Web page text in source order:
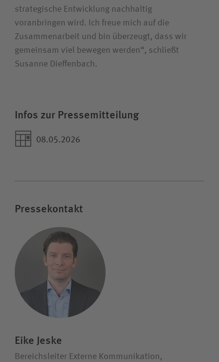
strategische Entwicklung nachhaltig
voranbringen wird. Ich freue mich auf die
Zusammenarbeit und bin überzeugt, dass wir
gemeinsam viel bewegen werden“, schließt
Susanne Dieffenbach.
Infos zur Pressemitteilung
08.05.2026
Pressekontakt
Eike Jeske
Bereichsleiter Externe Kommunikation,